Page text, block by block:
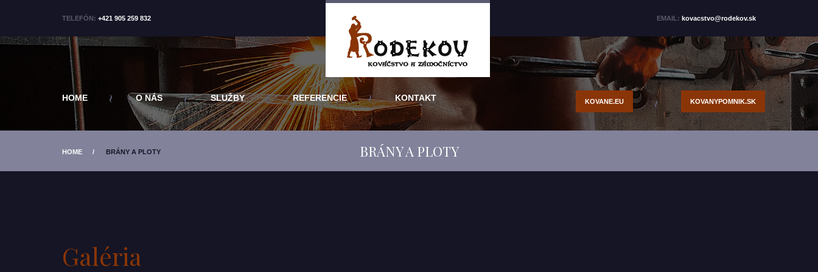
TELEFÓN: +421 905 259 832 EMAIL: kovacstvo@rodekov.sk
HOME O NÁS SLUŽBY REFERENCIE KONTAKT KOVANE.EU KOVANYPOMNIK.SK
HOME BRÁNY A PLOTY BRÁNY A PLOTY
Galéria